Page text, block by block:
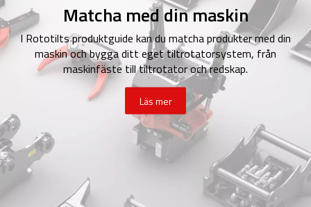
Matcha med din maskin
I Rototilts produktguide kan du matcha produkter med din
maskin och bygga ditt eget tiltrotatorsystem, från
maskinfäste till tiltrotator och redskap.
Läs mer